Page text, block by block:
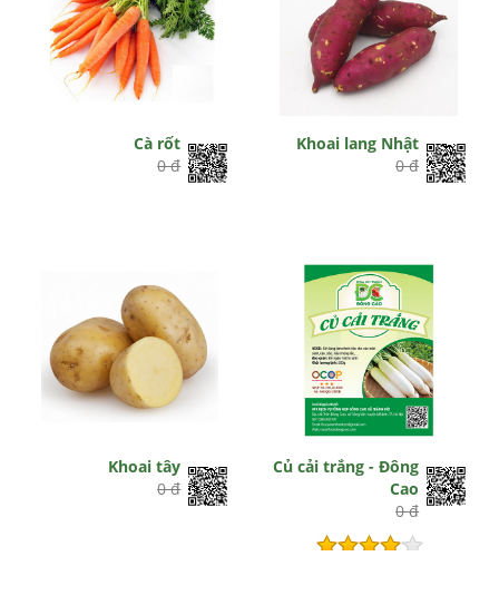
Cà rốt
0 đ
Khoai lang Nhật
0 đ
Khoai tây
0 đ
Củ cải trắng - Đông
Cao
0 đ